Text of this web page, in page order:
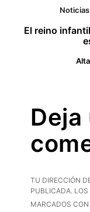
Noticias
El reino
Deja
TU DIRECCIÓN
PUBLICADA. LOS
MARCADOS CON